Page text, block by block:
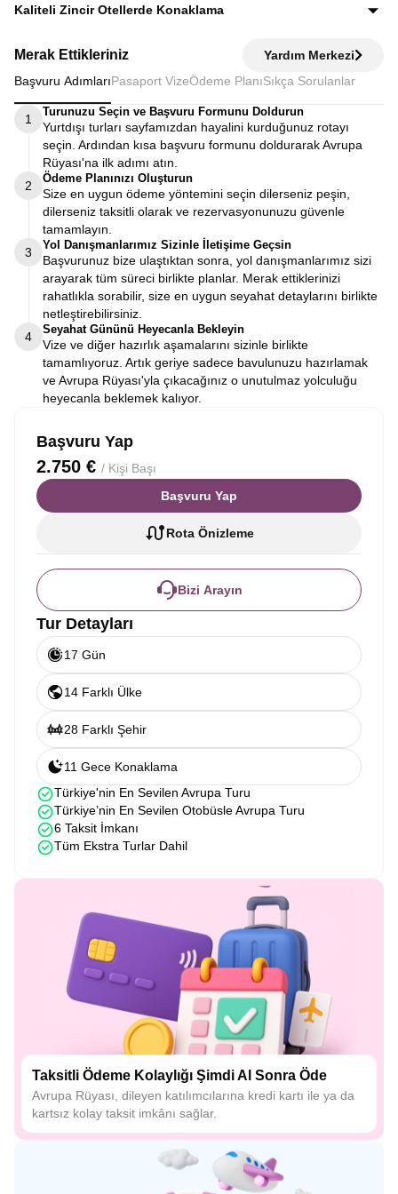
Ekstra tur ücreti alınmaz; programda yer alan tüm geziler
Kaliteli Zincir Otellerde Konaklama
kalınırken, Avrupa Rüyası’nda merkeze yakın kaliteli zincir
otellerde konaklayarak zamanınızı verimli kullanırsınız.
Merak Ettikleriniz
Yardım Merkezi
Başvuru AdımlarıPasaport VizeÖdeme Planı Sıkça Sorulanlar
1
Turunuzu Seçin ve Başvuru Formunu Doldurun
Yurtdışı turları sayfamızdan hayalini kurduğunuz rotayı
seçin. Ardından kısa başvuru formunu doldurarak Avrupa
Rüyası'na ilk adımı atın.
2
Ödeme Planınızı Oluşturun
Size en uygun ödeme yöntemini seçin dilerseniz peşin,
dilerseniz taksitli olarak ve rezervasyonunuzu güvenle
tamamlayın.
3
Yol Danışmanlarımız Sizinle İletişime Geçsin
Başvurunuz bize ulaştıktan sonra, yol danışmanlarımız sizi
arayarak tüm süreci birlikte planlar. Merak ettiklerinizi
rahatlıkla sorabilir, size en uygun seyahat detaylarını birlikte
netleştirebilirsiniz.
4
Seyahat Gününü Heyecanla Bekleyin
Vize ve diğer hazırlık aşamalarını sizinle birlikte
tamamlıyoruz. Artık geriye sadece bavulunuzu hazırlamak
ve Avrupa Rüyası'yla çıkacağınız o unutulmaz yolculuğu
heyecanla beklemek kalıyor.
Başvuru Yap
2.750 € / Kişi Başı
Başvuru Yap
Rota Önizleme
Bizi Arayın
Tur Detayları
17 Gün
14 Farklı Ülke
28 Farklı Şehir
11 Gece Konaklama
Türkiye'nin En Sevilen Avrupa Turu
Türkiye’nin En Sevilen Otobüsle Avrupa Turu
6 Taksit İmkanı
Tüm Ekstra Turlar Dahil
Taksitli Ödeme Kolaylığı Şimdi Al Sonra Öde
Avrupa Rüyası, dileyen katılımcılarına kredi kartı ile ya da
kartsız kolay taksit imkânı sağlar.